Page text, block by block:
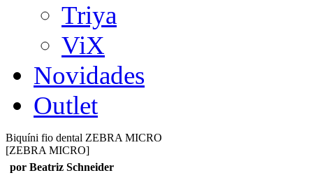
Triya
ViX
Novidades
Outlet
Biquíni fio dental ZEBRA MICRO
[ZEBRA MICRO]
por Beatriz Schneider